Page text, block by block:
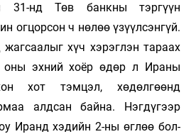
31-нд Төв банкны тэргүүн
огцорсон ч нөлөө үзүүлсэнгүй.
хүч хэрэглэн тараах
эхний хоёр өдөр л Ираны
хот тэмцэл, хөдөлгөөнд
алдсан байна. Нэгдүгээр
Иранд хэдийн 2-ны өглөө бол­